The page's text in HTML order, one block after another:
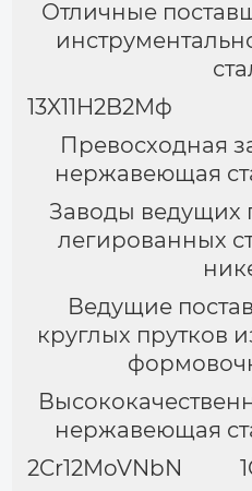
Отличные
13X11H2B2Mф
Превосходная
нержавеющая
Заводы ведущих
легированных
Ведущие
круглых прутков
нержавеющая
2Cr12MoVNbN